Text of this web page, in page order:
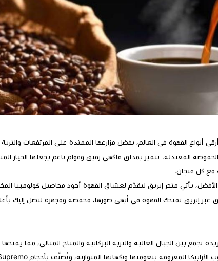
أنواع القهوة في العالم، بفضل مزارعها الممتدة على المرتفعات والتربة
المعتدلة. تتميز بمذاق فاكهي رقيق وقوام ناعم يجعلها الخيار
مع كل فنجان.
الأفضل، يأتي متجر إبريق ليقدّم لعشاق القهوة أجود محاصيل كولومبيا
عبر إبريق تمنحك القهوة في أبهى صورها، محمصة ومجهزة لتصل إليك
تجمع بين الجبال العالية والتربة البركانية والمناخ المثالي، مما